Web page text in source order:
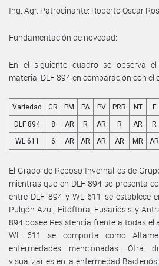
Ing. Agr. Patrocinante: Roberto Oscar
Fundamentación de novedad:
En el siguiente cuadro se observa
material DLF 894 en comparación con el
Variedad GR PM PA PV PRR NT F
DLF 894 8 AR R AR R AR R
WL 611 6 AR AR AR AR MR AR
El Grado de Reposo Invernal es de
mientras que en DLF 894 se presenta
entre DLF 894 y WL 611 se establece
Pulgón Azul, Fitóftora, Fusariósis y
894 posee Resistencia frente a todas
WL 611 se comporta como
enfermedades mencionadas. Otra
visualizar es en la enfermedad